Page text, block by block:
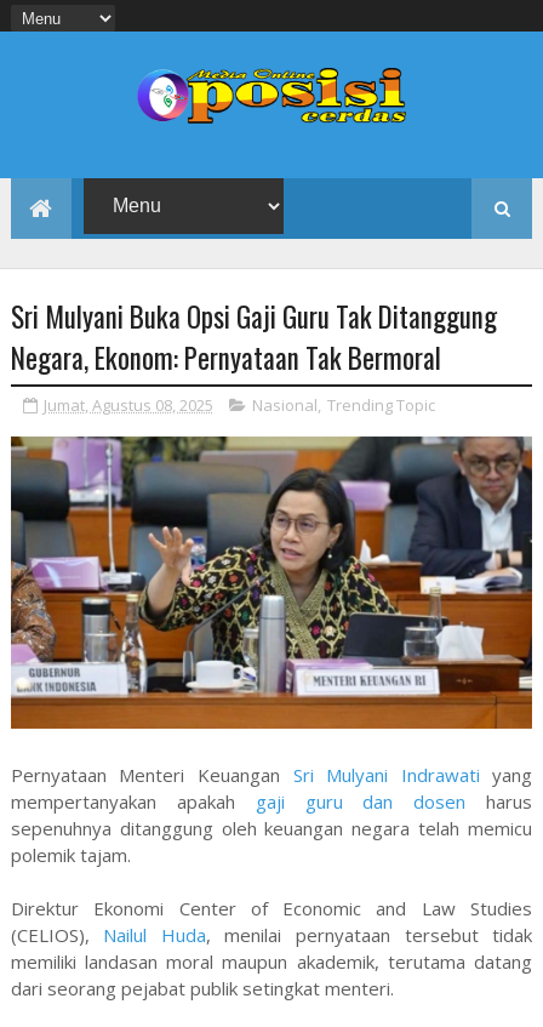
Sri Mulyani Buka Opsi Gaji Guru Tak Ditanggung
Negara, Ekonom: Pernyataan Tak Bermoral
Jumat, Agustus 08, 2025 Nasional, Trending Topic
Pernyataan Menteri Keuangan Sri Mulyani Indrawati yang
mempertanyakan apakah gaji guru dan dosen harus
sepenuhnya ditanggung oleh keuangan negara telah memicu
polemik tajam.
Direktur Ekonomi Center of Economic and Law Studies
(CELIOS), Nailul Huda, menilai pernyataan tersebut tidak
memiliki landasan moral maupun akademik, terutama datang
dari seorang pejabat publik setingkat menteri.